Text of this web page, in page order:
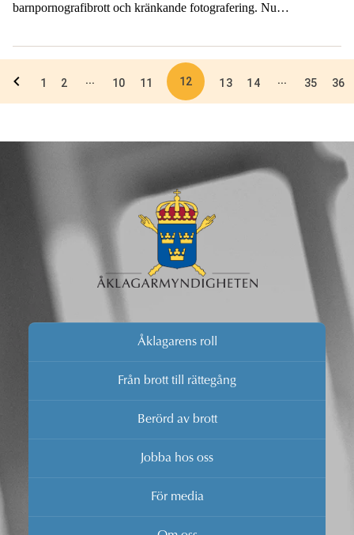
barnpornografibrott och kränkande fotografering. Nu
1 2 ... 10 11 12 13 14 ... 35 36
Åklagarens roll
Från brott till rättegång
Berörd av brott
Jobba hos oss
För media